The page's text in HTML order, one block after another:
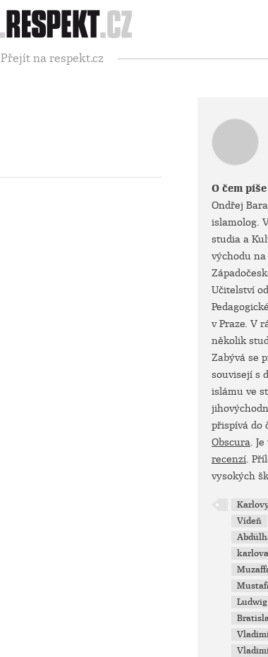
Respekt
Přejít na respekt.cz
O čem píše
Ondřej
islamolog.
studia a
východu
Učitelství
v Praze. V
několik
Zabývá se
souvisejí s
islámu ve
přispívá do
Obscura.
recenzí.
vysokých
Vídeň